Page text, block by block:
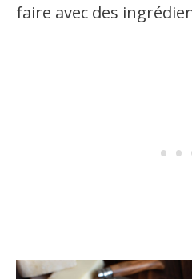
faire avec des